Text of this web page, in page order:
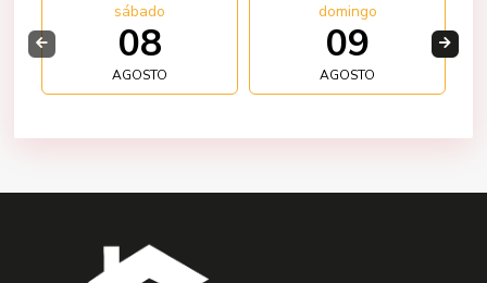
sábado
08
AGOSTO
domingo
09
AGOSTO